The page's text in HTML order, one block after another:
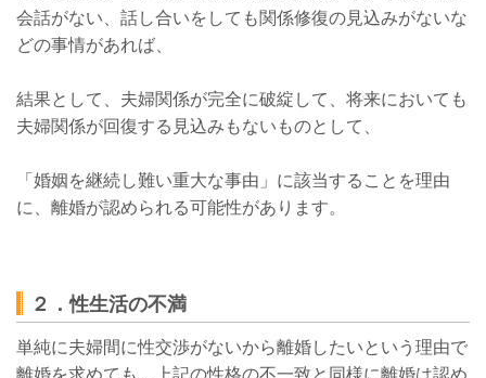
会話がない、話し合いをしても関係修復の見込みがないな
どの事情があれば、
結果として、夫婦関係が完全に破綻して、将来においても
夫婦関係が回復する見込みもないものとして、
「婚姻を継続し難い重大な事由」に該当することを理由
に、離婚が認められる可能性があります。
２．性生活の不満
単純に夫婦間に性交渉がないから離婚したいという理由で
離婚を求めても、上記の性格の不一致と同様に離婚は認め